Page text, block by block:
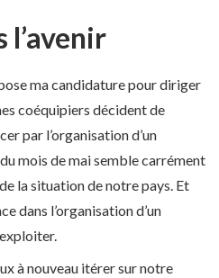
l’avenir
ma candidature pour diriger
coéquipiers décident de
par l’organisation d’un
mois de mai semble carrément
la situation de notre pays. Et
dans l’organisation d’un
à nouveau itérer sur notre